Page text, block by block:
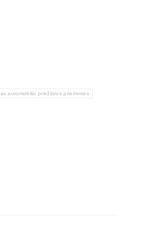
automobilio priežiūros priemonės